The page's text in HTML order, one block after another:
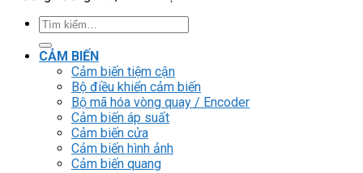
Tìm
kiếm:
CẢM BIẾN
Cảm biến tiệm cận
Bộ điều khiển cảm biến
Bộ mã hóa vòng quay / Encoder
Cảm biến áp suất
Cảm biến cửa
Cảm biến hình ảnh
Cảm biến quang